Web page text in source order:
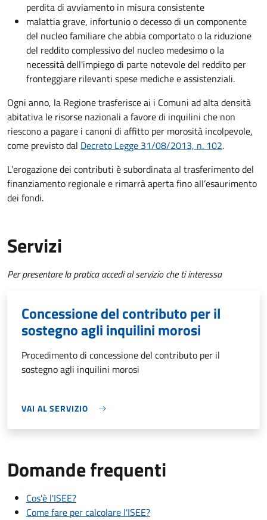
perdita di avviamento in misura consistente
malattia grave, infortunio o decesso di un componente
del nucleo familiare che abbia comportato o la riduzione
del reddito complessivo del nucleo medesimo o la
necessità dell'impiego di parte notevole del reddito per
fronteggiare rilevanti spese mediche e assistenziali.
Ogni anno, la Regione trasferisce ai i Comuni ad alta densità
abitativa le risorse nazionali a favore di inquilini che non
riescono a pagare i canoni di affitto per morosità incolpevole,
come previsto dal Decreto Legge 31/08/2013, n. 102.
L’erogazione dei contributi è subordinata al trasferimento del
finanziamento regionale e rimarrà aperta fino all’esaurimento
dei fondi.
Servizi
Per presentare la pratica accedi al servizio che ti interessa
Concessione del contributo per il
sostegno agli inquilini morosi
Procedimento di concessione del contributo per il
sostegno agli inquilini morosi
VAI AL SERVIZIO
Domande frequenti
Cos'è l'ISEE?
Come fare per calcolare l'ISEE?